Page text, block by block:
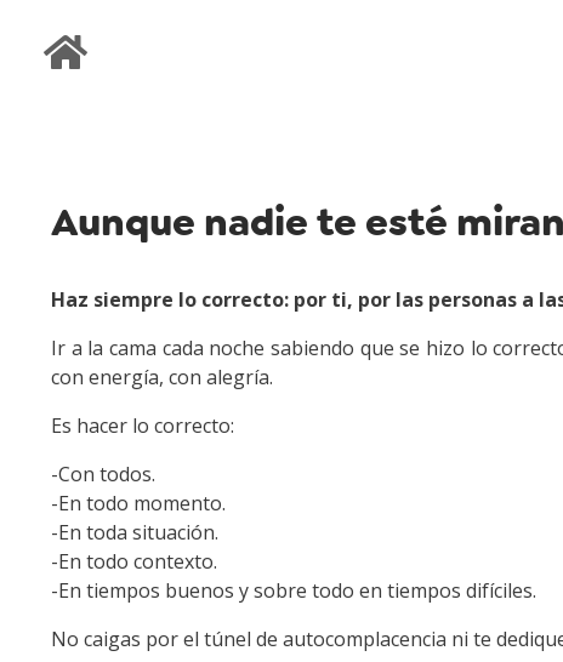
Aunque nadie te esté
Haz siempre lo correcto: por ti, por las personas a
Ir a la cama cada noche sabiendo que se hizo lo
con energía, con alegría.
Es hacer lo correcto:
-Con todos.
-En todo momento.
-En toda situación.
-En todo contexto.
-En tiempos buenos y sobre todo en tiempos difíciles.
No caigas por el túnel de autocomplacencia ni te